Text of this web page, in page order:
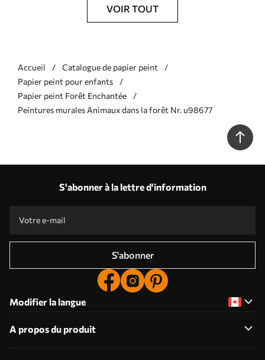
VOIR TOUT
Accueil
Catalogue de papier peint
Papier peint pour enfants
Papier peint Forêt Enchantée
Peintures murales Animaux dans la forêt Nr. u98677
S'abonner à la lettre d'information
S'abonner
Modifier la langue
A propos du produit